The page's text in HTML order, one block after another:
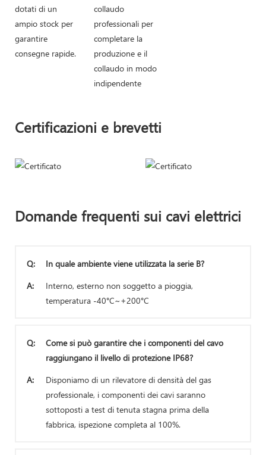
dotati di un
ampio stock per
garantire
consegne rapide.
collaudo
professionali per
completare la
produzione e il
collaudo in modo
indipendente
Certificazioni e brevetti
Domande frequenti sui cavi elettrici
Q:
In quale ambiente viene utilizzata la serie B?
A:
Interno, esterno non soggetto a pioggia,
temperatura -40°C~+200°C
Q:
Come si può garantire che i componenti del cavo
raggiungano il livello di protezione IP68?
A:
Disponiamo di un rilevatore di densità del gas
professionale, i componenti dei cavi saranno
sottoposti a test di tenuta stagna prima della
fabbrica, ispezione completa al 100%.